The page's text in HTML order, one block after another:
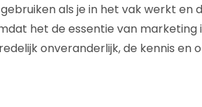
als je in het vak werkt en
het de essentie van marketing
onveranderlijk, de kennis